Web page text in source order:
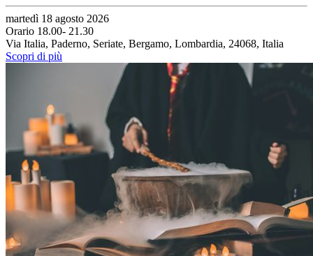
martedì 18 agosto 2026
Orario 18.00- 21.30
Via Italia, Paderno, Seriate, Bergamo, Lombardia, 24068, Italia
Scopri di più